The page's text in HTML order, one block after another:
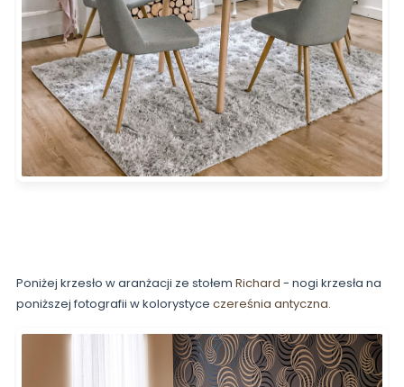
Poniżej krzesło w aranżacji ze stołem Richard - nogi krzesła na
poniższej fotografii w kolorystyce czereśnia antyczna.